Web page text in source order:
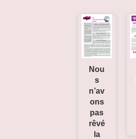
Nou
s
n’av
ons
pas
rêvé
la